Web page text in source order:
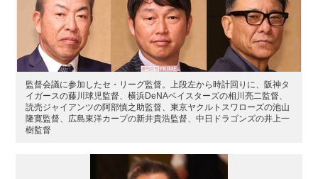
監督会議に参加したセ・リーグ監督。上段左から時計回りに、阪神タ
イガースの藤川球児監督、横浜DeNAベイスターズの相川亮二監督、
読売ジャイアンツの阿部慎之助監督、東京ヤクルトスワローズの池山
隆寛監督、広島東洋カープの新井貴浩監督、中日ドラゴンズの井上一
樹監督